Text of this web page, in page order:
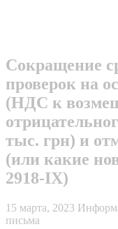
Сокращение
проверок на
(НДС к
тыс. грн) и
(или какие
2918-IX)
15 марта, 2023
письма